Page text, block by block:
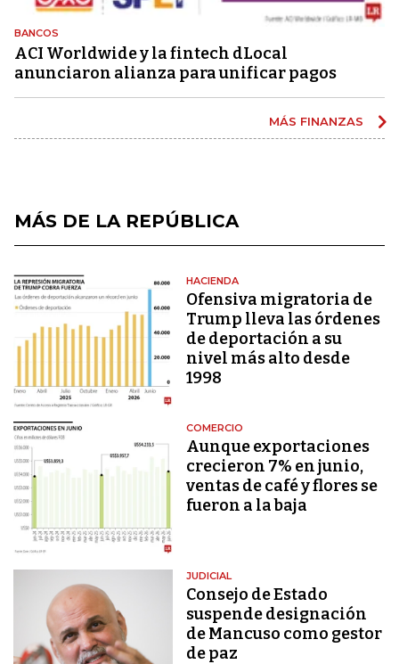
BANCOS
ACI Worldwide y la fintech dLocal
anunciaron alianza para unificar pagos
MÁS FINANZAS
MÁS DE LA REPÚBLICA
HACIENDA
Ofensiva migratoria de
Trump lleva las órdenes
de deportación a su
nivel más alto desde
1998
COMERCIO
Aunque exportaciones
crecieron 7% en junio,
ventas de café y flores se
fueron a la baja
JUDICIAL
Consejo de Estado
suspende designación
de Mancuso como gestor
de paz